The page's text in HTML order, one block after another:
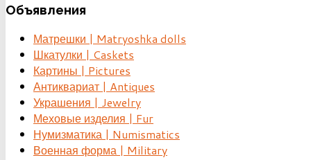
Объявления
Матрешки | Matryoshka dolls
Шкатулки | Caskets
Картины | Pictures
Антиквариат | Antiques
Украшения | Jewelry
Меховые изделия | Fur
Нумизматика | Numismatics
Военная форма | Military